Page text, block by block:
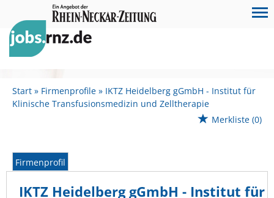
Start Firmenprofile
IKTZ Heidelberg gGmbH - Institut für
Klinische Transfusionsmedizin und Zelltherapie
Merkliste (0)
Firmenprofil
IKTZ Heidelberg gGmbH - Institut für